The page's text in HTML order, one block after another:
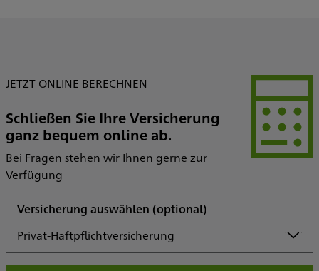
JETZT ONLINE BERECHNEN
Schließen Sie Ihre Versicherung
ganz bequem online ab.
Bei Fragen stehen wir Ihnen gerne zur
Verfügung
Versicherung auswählen (optional)
Privat-Haftpflichtversicherung